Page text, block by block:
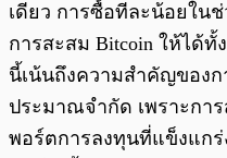
เดียว การซื้อทีละน้อยใน
การสะสม Bitcoin ให้ได้
นี้เน้นถึงความสำคัญของ
ประมาณจำกัด เพราะกา
พอร์ตการลงทุนที่แข็งแกร่